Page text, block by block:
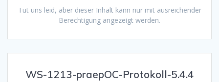
Tut uns leid, aber dieser Inhalt kann nur mit ausreichender
Berechtigung angezeigt werden.
WS-1213-praepOC-Protokoll-5.4.4